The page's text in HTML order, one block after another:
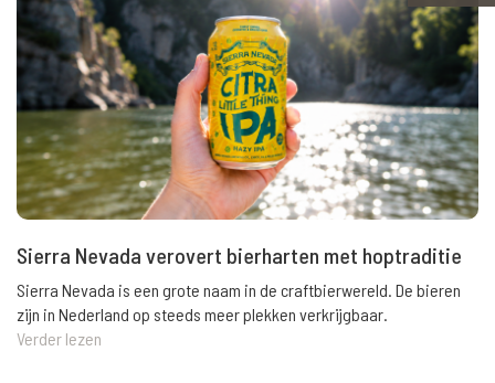
Sierra Nevada verovert bierharten met hoptraditie
Sierra Nevada is een grote naam in de craftbierwereld. De bieren
zijn in Nederland op steeds meer plekken verkrijgbaar.
Verder lezen